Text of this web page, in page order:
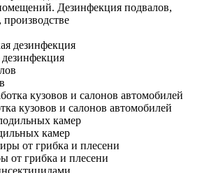
Дезинфекция подвалов,
кузовов и салонов автомобилей
камер
от грибка и плесени